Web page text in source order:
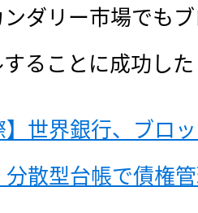
ダリー市場でも
ることに成功し
】世界銀行、ブロ
散型台帳で債権